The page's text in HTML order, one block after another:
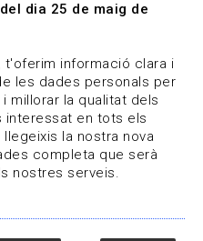
al dia
notícies del sector de la
dia 25 de maig de
t'oferim informació clara i
les dades personals per
millorar la qualitat dels
en tots els
la nostra nova
completa que serà
nostres serveis.